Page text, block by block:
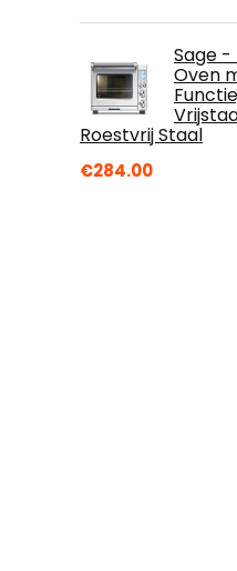
Sage -
Oven
Roestvrij Staal
€284.00